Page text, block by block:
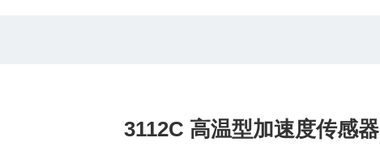
3112C 高温型加速度传感器